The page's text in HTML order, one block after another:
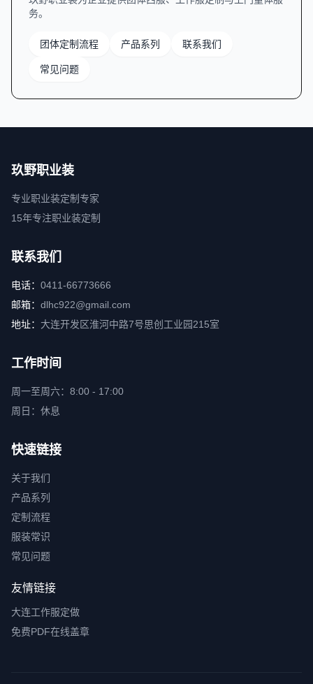
务。
团体定制流程 产品系列 联系我们
常见问题
玖野职业装
专业职业装定制专家
15年专注职业装定制
联系我们
电话： 0411-66773666
邮箱： dlhc922@gmail.com
地址： 大连开发区淮河中路7号思创工业园215室
工作时间
周一至周六：8:00 - 17:00
周日：休息
快速链接
关于我们
产品系列
定制流程
服装常识
常见问题
友情链接
大连工作服定做
免费PDF在线盖章